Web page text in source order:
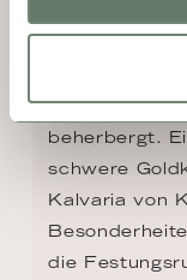
Instrumente
beherbergt.
schwere
Kalvaria von
die